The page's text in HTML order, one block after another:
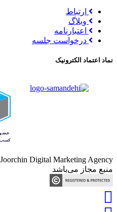
ارتباط
وبلاگ
اعتبارنامه
درخواست جلسه
نماد اعتماد الکترونیک
منبع مجاز می‌باشد